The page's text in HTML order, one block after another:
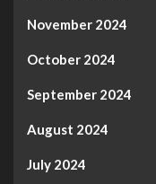
November 2024
October 2024
September 2024
August 2024
July 2024